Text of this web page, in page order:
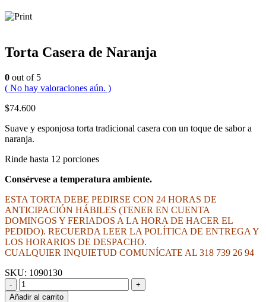
Torta Casera de Naranja
0 out of 5
( No hay valoraciones aún. )
$74.600
Suave y esponjosa torta tradicional casera con un toque de sabor a
naranja.
Rinde hasta 12 porciones
Consérvese a temperatura ambiente.
ESTA TORTA DEBE PEDIRSE CON 24 HORAS DE
ANTICIPACIÓN HÁBILES (TENER EN CUENTA
DOMINGOS Y FERIADOS A LA HORA DE HACER EL
PEDIDO). RECUERDA LEER LA POLÍTICA DE ENTREGA Y
LOS HORARIOS DE DESPACHO.
CUALQUIER INQUIETUD COMUNÍCATE AL 318 739 26 94
SKU: 1090130
-
+
Añadir al carrito